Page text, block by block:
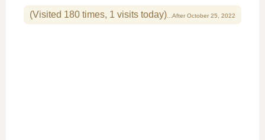
(Visited 180 times, 1 visits today)